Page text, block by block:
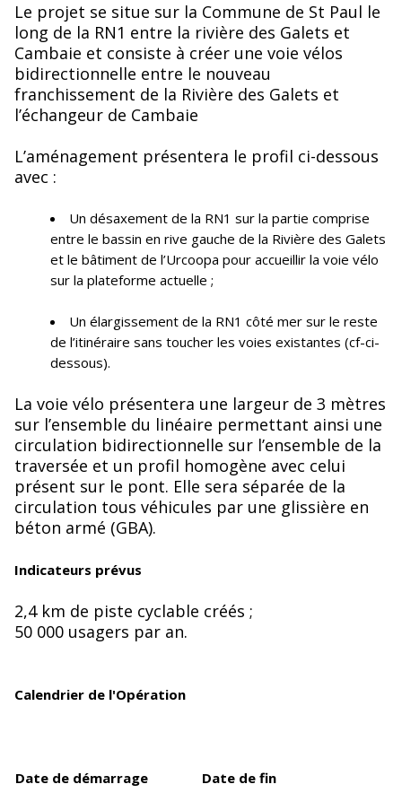
Le projet se situe sur la Commune de St Paul le
long de la RN1 entre la rivière des Galets et
Cambaie et consiste à créer une voie vélos
bidirectionnelle entre le nouveau
franchissement de la Rivière des Galets et
l’échangeur de Cambaie
L’aménagement présentera le profil ci-dessous
avec :
Un désaxement de la RN1 sur la partie comprise
entre le bassin en rive gauche de la Rivière des Galets
et le bâtiment de l’Urcoopa pour accueillir la voie vélo
sur la plateforme actuelle ;
Un élargissement de la RN1 côté mer sur le reste
de l’itinéraire sans toucher les voies existantes (cf-ci-
dessous).
La voie vélo présentera une largeur de 3 mètres
sur l’ensemble du linéaire permettant ainsi une
circulation bidirectionnelle sur l’ensemble de la
traversée et un profil homogène avec celui
présent sur le pont. Elle sera séparée de la
circulation tous véhicules par une glissière en
béton armé (GBA).
Indicateurs prévus
2,4 km de piste cyclable créés ;
50 000 usagers par an.
Calendrier de l'Opération
Date de démarrage
Date de fin